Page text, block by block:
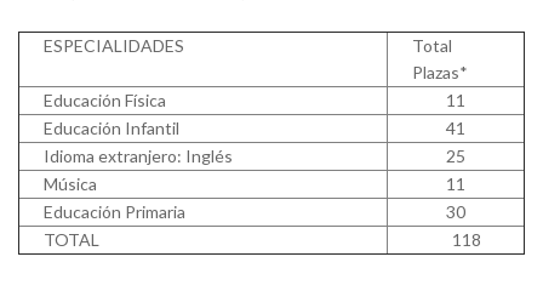
ESPECIALIDADES
Total
Plazas*
Educación Física
11
Educación Infantil
41
Idioma extranjero: Inglés
25
Música
11
Educación Primaria
30
TOTAL
118